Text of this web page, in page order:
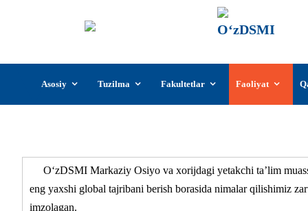
content
Asosiy Tuzilma Fakultetlar Faoliyat
O‘zDSMI Markaziy Osiyo va xorijdagi yetakchi ta’lim
eng yaxshi global tajribani berish borasida nimalar qilishimiz
imzolagan.